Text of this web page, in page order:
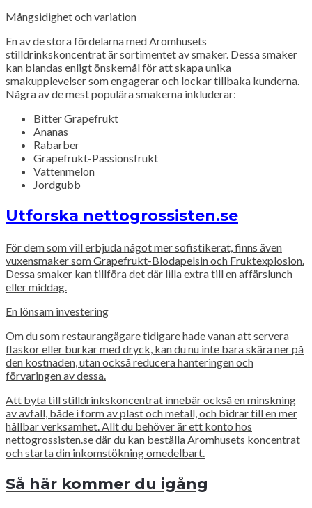
Mångsidighet och variation
En av de stora fördelarna med Aromhusets
stilldrinkskoncentrat är sortimentet av smaker. Dessa smaker
kan blandas enligt önskemål för att skapa unika
smakupplevelser som engagerar och lockar tillbaka kunderna.
Några av de mest populära smakerna inkluderar:
Bitter Grapefrukt
Ananas
Rabarber
Grapefrukt-Passionsfrukt
Vattenmelon
Jordgubb
Utforska nettogrossisten.se
För dem som vill erbjuda något mer sofistikerat, finns även
vuxensmaker som Grapefrukt-Blodapelsin och Fruktexplosion.
Dessa smaker kan tillföra det där lilla extra till en affärslunch
eller middag.
En lönsam investering
Om du som restaurangägare tidigare hade vanan att servera
flaskor eller burkar med dryck, kan du nu inte bara skära ner på
den kostnaden, utan också reducera hanteringen och
förvaringen av dessa.
Att byta till stilldrinkskoncentrat innebär också en minskning
av avfall, både i form av plast och metall, och bidrar till en mer
hållbar verksamhet. Allt du behöver är ett konto hos
nettogrossisten.se där du kan beställa Aromhusets koncentrat
och starta din inkomstökning omedelbart.
Så här kommer du igång